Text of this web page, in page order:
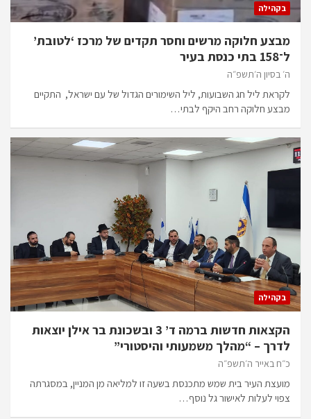
בקהילה
מבצע חלוקה מרשים וחסר תקדים של מרכז ‘לטובת’
ל־158 בתי כנסת בעיר
ה׳ בסיון ה׳תשפ״ה
לקראת ליל חג השבועות, ליל השימורים הגדול של עם ישראל, התקיים
מבצע חלוקה רחב היקף לבתי…
בקהילה
הקצאות חדשות ברמה ד’ 3 ובשכונת בר אילן יוצאות
לדרך – “מהלך משמעותי והיסטורי”
כ״ח באייר ה׳תשפ״ה
מועצת העיר בית שמש מתכנסת בשעה זו למליאה מן המניין, במסגרתה
צפוי לעלות לאישור גל נוסף…